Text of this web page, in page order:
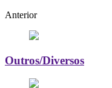
Anterior
Outros/Diversos